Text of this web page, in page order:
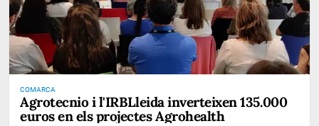
COMARCA
Agrotecnio i l'IRBLleida inverteixen 135.000
euros en els projectes Agrohealth